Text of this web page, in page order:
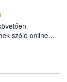
valamint a
a
szóló online